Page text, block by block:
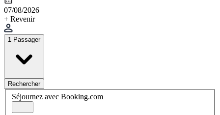
07/08/2026
+ Revenir
1 Passager
Rechercher
Séjournez avec Booking.com